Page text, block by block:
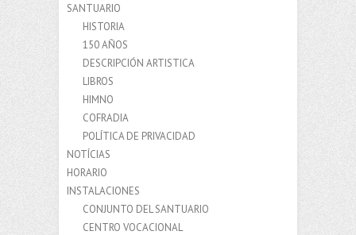
SANTUARIO
HISTORIA
150 AÑOS
DESCRIPCIÓN ARTISTICA
LIBROS
HIMNO
COFRADIA
POLÍTICA DE PRIVACIDAD
NOTÍCIAS
HORARIO
INSTALACIONES
CONJUNTO DEL SANTUARIO
CENTRO VOCACIONAL